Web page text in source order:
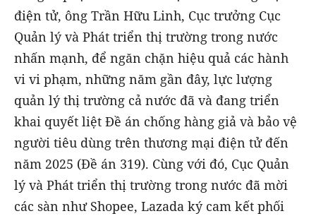
điện tử, ông Trần Hữu Linh, Cục trưởng Cục
Quản lý và Phát triển thị trường trong nước
nhấn mạnh, để ngăn chặn hiệu quả các hành
vi vi phạm, những năm gần đây, lực lượng
quản lý thị trường cả nước đã và đang triển
khai quyết liệt Đề án chống hàng giả và bảo vệ
người tiêu dùng trên thương mại điện tử đến
năm 2025 (Đề án 319). Cùng với đó, Cục Quản
lý và Phát triển thị trường trong nước đã mời
các sàn như Shopee, Lazada ký cam kết phối